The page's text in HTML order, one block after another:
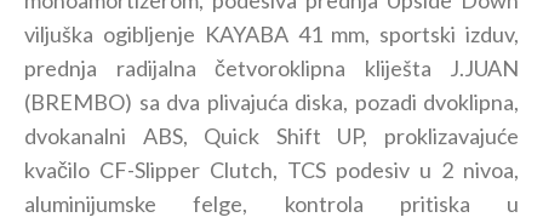
viljuška ogibljenje KAYABA 41 mm, sportski izduv,
prednja radijalna četvoroklipna kliješta J.JUAN
(BREMBO) sa dva plivajuća diska, pozadi dvoklipna,
dvokanalni ABS, Quick Shift UP, proklizavajuće
kvačilo CF-Slipper Clutch, TCS podesiv u 2 nivoa,
aluminijumske felge, kontrola pritiska u